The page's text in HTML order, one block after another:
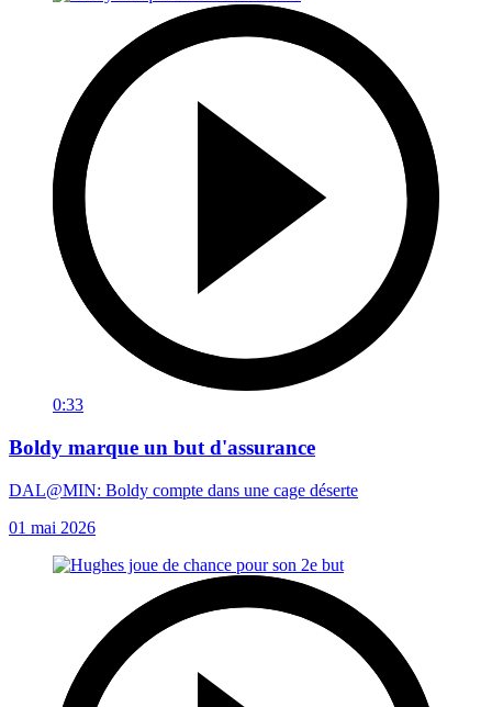
0:33
Boldy marque un but d'assurance
DAL@MIN: Boldy compte dans une cage déserte
01 mai 2026